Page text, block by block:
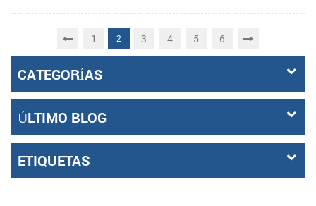
1 2 3 4 5 6
CATEGORÍAS
ÚLTIMO BLOG
ETIQUETAS